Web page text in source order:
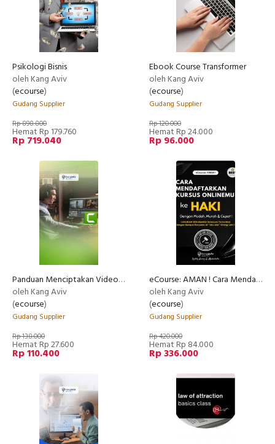
Psikologi Bisnis
oleh Kang Aviv
(ecourse)
Gudang Supplier
Rp 898.800
Hemat Rp 179.760
Rp 719.040
Ebook Course Transformer
oleh Kang Aviv
(ecourse)
Gudang Supplier
Rp 120.000
Hemat Rp 24.000
Rp 96.000
Panduan Menciptakan Video Kursus Online Professional
oleh Kang Aviv
(ecourse)
Gudang Supplier
Rp 138.000
Hemat Rp 27.600
Rp 110.400
eCourse: AMAN ! Cara Mendaftarkan Kursus Onlinemu ke HAKI Dengan Mudah, Murah dan Cepat !
oleh Kang Aviv
(ecourse)
Gudang Supplier
Rp 420.000
Hemat Rp 84.000
Rp 336.000